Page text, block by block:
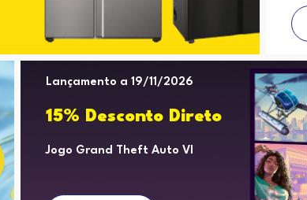
Lançamento a 19/11/2026
15% Desconto Direto
Jogo Grand Theft Auto Vl